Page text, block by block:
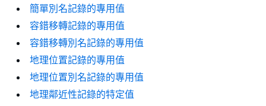
簡單別名記錄的專用值
容錯移轉記錄的專用值
容錯移轉別名記錄的專用值
地理位置記錄的專用值
地理位置別名記錄的專用值
地理鄰近性記錄的特定值